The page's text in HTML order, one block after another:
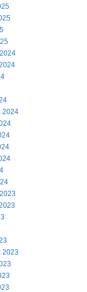
2024
2023